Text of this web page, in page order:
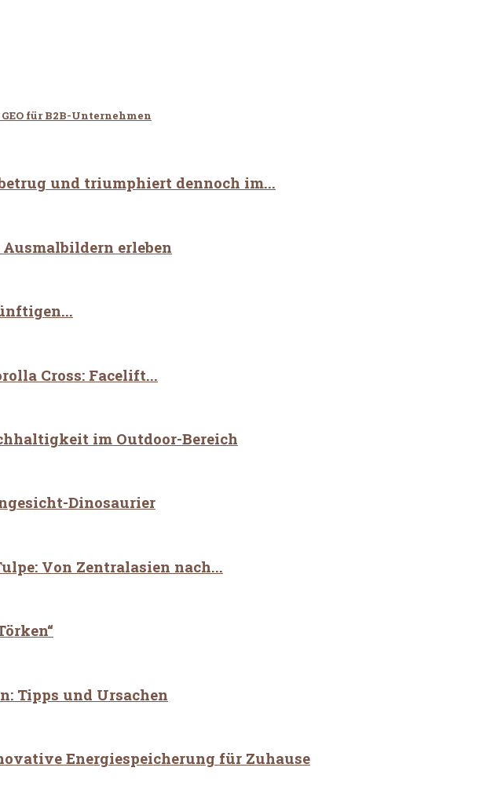
für B2B-Unternehmen
und triumphiert dennoch im...
erleben
Cross: Facelift...
im Outdoor-Bereich
Dinosaurier
Von Zentralasien nach...
Tipps und Ursachen
Energiespeicherung für Zuhause